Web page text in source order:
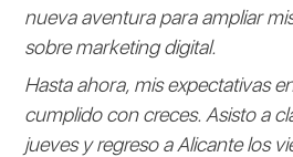
nueva aventura para ampliar
sobre marketing digital.
Hasta ahora, mis expectativas
cumplido con creces. Asisto a
jueves y regreso a Alicante los